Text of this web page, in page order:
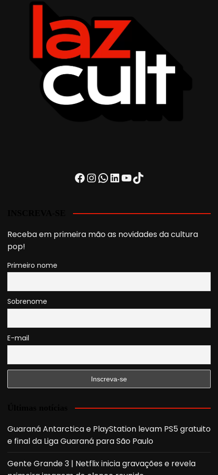
Facebook
Instagram
WhatsApp
LinkedIn
Youtube
TikTok
Receba em primeira mão as novidades da cultura
pop!
Primeiro nome
Sobrenome
E-mail
Guaraná Antarctica e PlayStation levam PS5 gratuito
e final da Liga Guaraná para São Paulo
Gente Grande 3 | Netflix inicia gravações e revela